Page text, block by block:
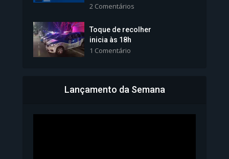
1.101 Modos de exibição
Bahia inicia emissão da
2 Comentários
Toque de recolher
inicia às 18h
1 Comentário
Lançamento da Semana